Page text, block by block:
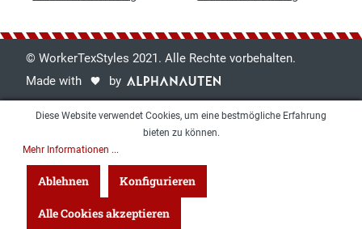
© WorkerTexStyles 2021. Alle Rechte vorbehalten.
Made with
by
Diese Website verwendet Cookies, um eine bestmögliche Erfahrung
bieten zu können.
Mehr Informationen ...
Ablehnen Konfigurieren
Alle Cookies akzeptieren